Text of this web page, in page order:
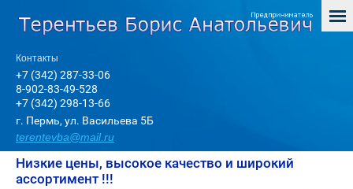
Контакты
+7 (342) 287-33-06
8-902-83-49-528
+7 (342) 298-13-66
г. Пермь, ул. Васильева 5Б
terentevba@mail.ru
Низкие цены, высокое качество и широкий
ассортимент !!!